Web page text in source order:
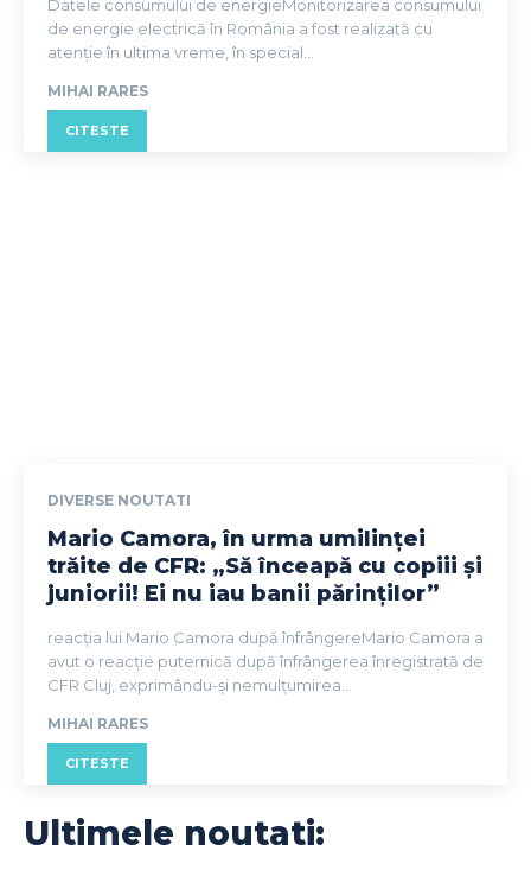
Datele consumului de energieMonitorizarea consumului
de energie electrică în România a fost realizată cu
atenție în ultima vreme, în special...
MIHAI RARES
CITESTE
DIVERSE NOUTATI
Mario Camora, în urma umilinței
trăite de CFR: „Să înceapă cu copiii și
juniorii! Ei nu iau banii părinților”
reacția lui Mario Camora după înfrângereMario Camora a
avut o reacție puternică după înfrângerea înregistrată de
CFR Cluj, exprimându-și nemulțumirea...
MIHAI RARES
CITESTE
Ultimele noutati: